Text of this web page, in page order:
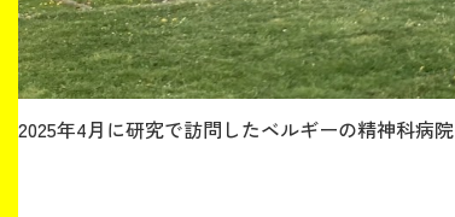
2025年4月に研究で訪問したベルギーの精神科病院